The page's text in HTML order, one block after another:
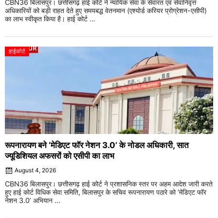
CBN36 बिलासपुर। छत्तीसगढ़ हाई कोर्ट ने न्यायिक सेवा के सेवारत एवं सेवानिवृत्त
अधिकारियों को बड़ी राहत देते हुए समयबद्ध वेतनमान (एश्योर्ड करियर प्रोग्रेशन-एसीपी)
का लाभ स्वीकृत किया है। हाई कोर्ट ...
हाईकोर्ट
रूपनारायण बने ‘मेडिएट फॉर नेशन 3.0’ के नोडल अधिकारी, सात
ज्यूडिशियल अफसरों को एसीपी का लाभ
August 4, 2026
CBN36 बिलासपुर। छत्तीसगढ़ हाई कोर्ट ने प्रशासनिक स्तर पर अहम आदेश जारी करते
हुए हाई कोर्ट विधिक सेवा समिति, बिलासपुर के सचिव रूपनारायण पठारे को ‘मेडिएट फॉर
नेशन 3.0’ अभियान ...